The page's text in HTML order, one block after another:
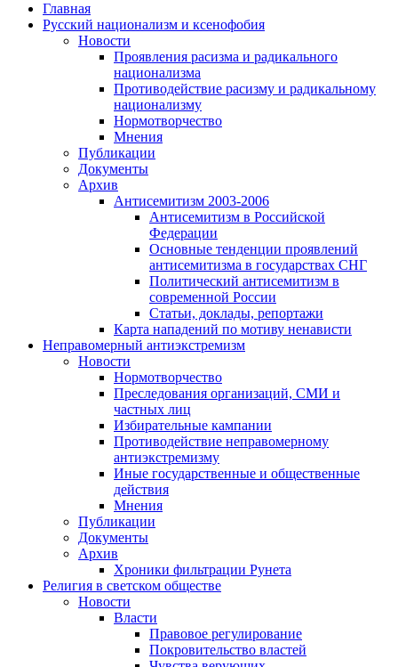
Главная
Русский национализм и ксенофобия
Новости
Проявления расизма и радикального
национализма
Противодействие расизму и радикальному
национализму
Нормотворчество
Мнения
Публикации
Документы
Архив
Антисемитизм 2003-2006
Антисемитизм в Российской
Федерации
Основные тенденции проявлений
антисемитизма в государствах СНГ
Политический антисемитизм в
современной России
Статьи, доклады, репортажи
Карта нападений по мотиву ненависти
Неправомерный антиэкстремизм
Новости
Нормотворчество
Преследования организаций, СМИ и
частных лиц
Избирательные кампании
Противодействие неправомерному
антиэкстремизму
Иные государственные и общественные
действия
Мнения
Публикации
Документы
Архив
Хроники фильтрации Рунета
Религия в светском обществе
Новости
Власти
Правовое регулирование
Покровительство властей